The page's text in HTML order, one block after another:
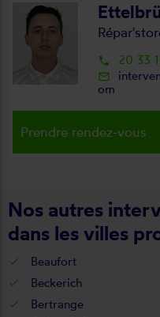
local_phone 20 33
mail_outline
om
Prendre rendez-vous
Nos autres
dans les villes
Beaufort
Beckerich
Bertrange